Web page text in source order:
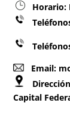
Horario:
Email:
Capital